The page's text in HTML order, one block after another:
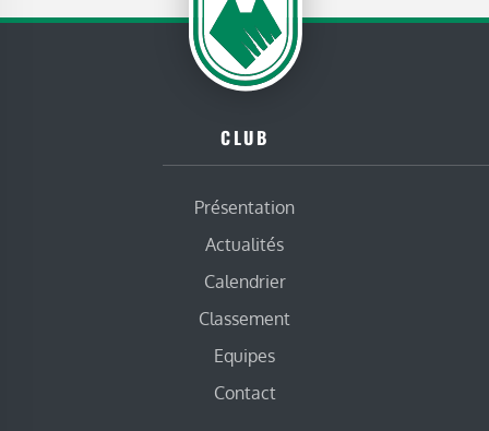
CLUB
Présentation
Actualités
Calendrier
Classement
Equipes
Contact